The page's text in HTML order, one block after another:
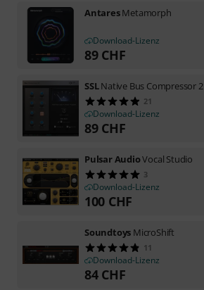
AntaresMetamorph
Download-Lizenz
89 CHF
SSLNative Bus Compressor 2
21
Download-Lizenz
89 CHF
Pulsar AudioVocal Studio
3
Download-Lizenz
100 CHF
Soundtoys MicroShift
11
Download-Lizenz
84 CHF